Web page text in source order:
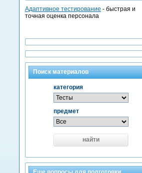
Адаптивное тестирование - быстрая и
точная оценка персонала
Поиск материалов
категория
предмет
найти